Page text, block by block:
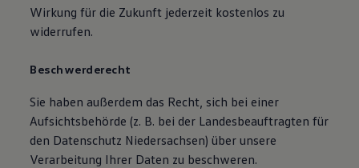
Wirkung für die Zukunft jederzeit kostenlos zu
widerrufen.
Beschwerderecht
Sie haben außerdem das Recht, sich bei einer
Aufsichtsbehörde (z. B. bei der Landesbeauftragten für
den Datenschutz Niedersachsen) über unsere
Verarbeitung Ihrer Daten zu beschweren.